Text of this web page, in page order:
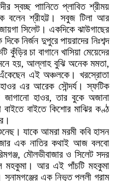
স্বচ্ছ পাানিতে প্লাবিত শ্রীময়
বলেন শ্রীহট্ট। সবুজ টিলা আর
জায়গা সিলেট। একদিকে ঝাউগাছের
নির্জন দুপুরে পায়রাদের নিঃশব্দ
চা বাগানে খাসিয়া মেয়েদের
হয়, আল্লাহ বুঝি অনেক মমতা,
এই অঞ্চলকে। খরস্রোতা
এর আরেক সৌন্দর্য। স্ফটিক
জাগানো হাওর, তার বুকে অজানা
বাইতে কিশোর মাঝির কণ্ঠ
যাকে আমরা মরমী কবি হাসন
এক নাতির কথাই আজ বলবো
মৌলভীবাজার ও সিলেট সদর
মহকুমা। আর এই পাঁচটি মহকুমা
এক নিভৃত পল্লী গ্রাম